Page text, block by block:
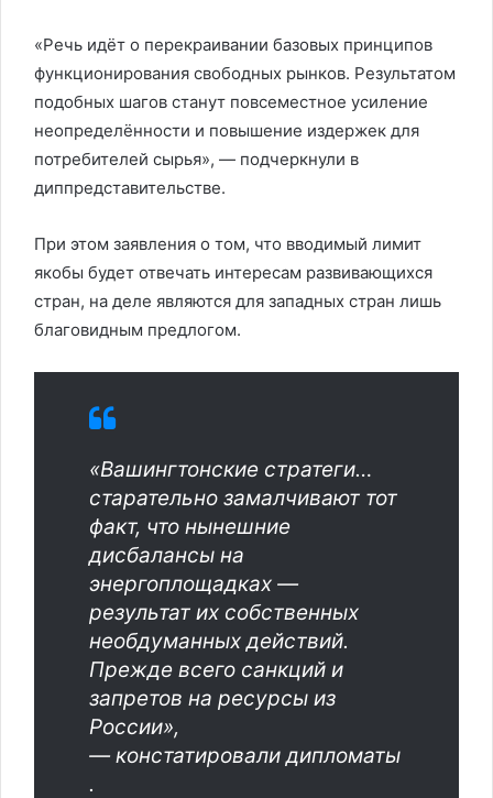
«Речь идёт о перекраивании базовых принципов
функционирования свободных рынков. Результатом
подобных шагов станут повсеместное усиление
неопределённости и повышение издержек для
потребителей сырья», — подчеркнули в
диппредставительстве.
При этом заявления о том, что вводимый лимит
якобы будет отвечать интересам развивающихся
стран, на деле являются для западных стран лишь
благовидным предлогом.
«Вашингтонские стратеги…
старательно замалчивают тот
факт, что нынешние
дисбалансы на
энергоплощадках —
результат их собственных
необдуманных действий.
Прежде всего санкций и
запретов на ресурсы из
России»,
— констатировали дипломаты
.